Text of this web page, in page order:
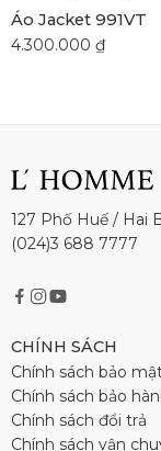
Áo Jacket 991VT
4.300.000 ₫
127 Phố Huế / Hai
(024)3 688 7777
CHÍNH SÁCH
Chính sách bảo
Chính sách bảo
Chính sách đổi trả
Chính sách vận